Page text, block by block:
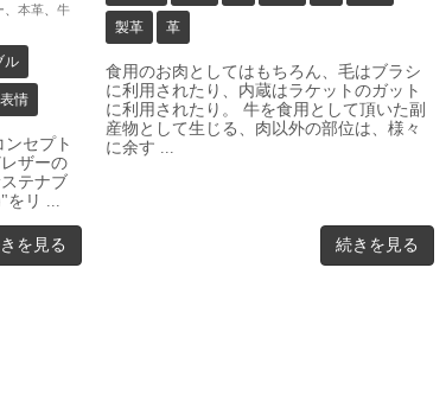
本革
牛
ル
情
セプト
ザーの
テナブ
をリ ...
を見る
製革 革
食用のお肉としてはもちろん、毛はブラシ
に利用されたり、内蔵はラケットのガット
に利用されたり。 牛を食用として頂いた副
産物として生じる、肉以外の部位は、様々
に余す ...
続きを見る